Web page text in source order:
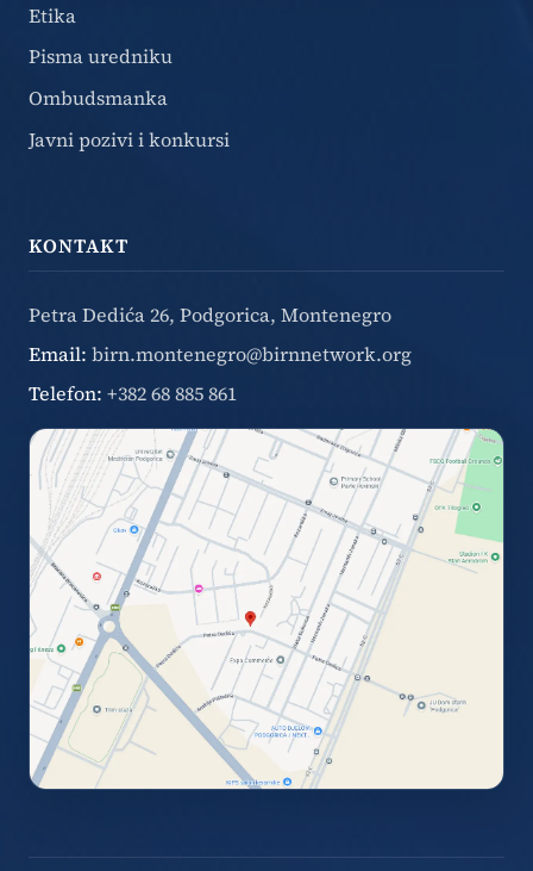
Etika
Pisma uredniku
Ombudsmanka
Javni pozivi i konkursi
KONTAKT
Petra Dedića 26, Podgorica, Montenegro
Email: birn.montenegro@birnnetwork.org
Telefon: +382 68 885 861